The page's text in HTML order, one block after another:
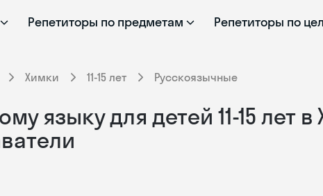
Репетиторы по предметам Репетиторы по
Химки 11-15 лет Русскоязычные
языку для детей 11-15 лет